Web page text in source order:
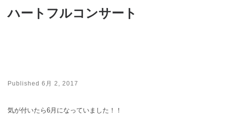
ハートフルコンサート
Published 6月 2, 2017
気が付いたら6月になっていました！！